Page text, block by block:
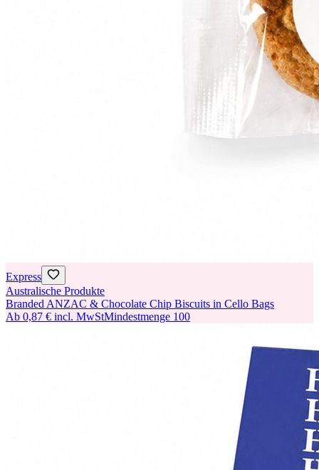
Express
Australische Produkte
Branded ANZAC & Chocolate Chip Biscuits in Cello Bags
Ab 0,87 € incl. MwStMindestmenge 100